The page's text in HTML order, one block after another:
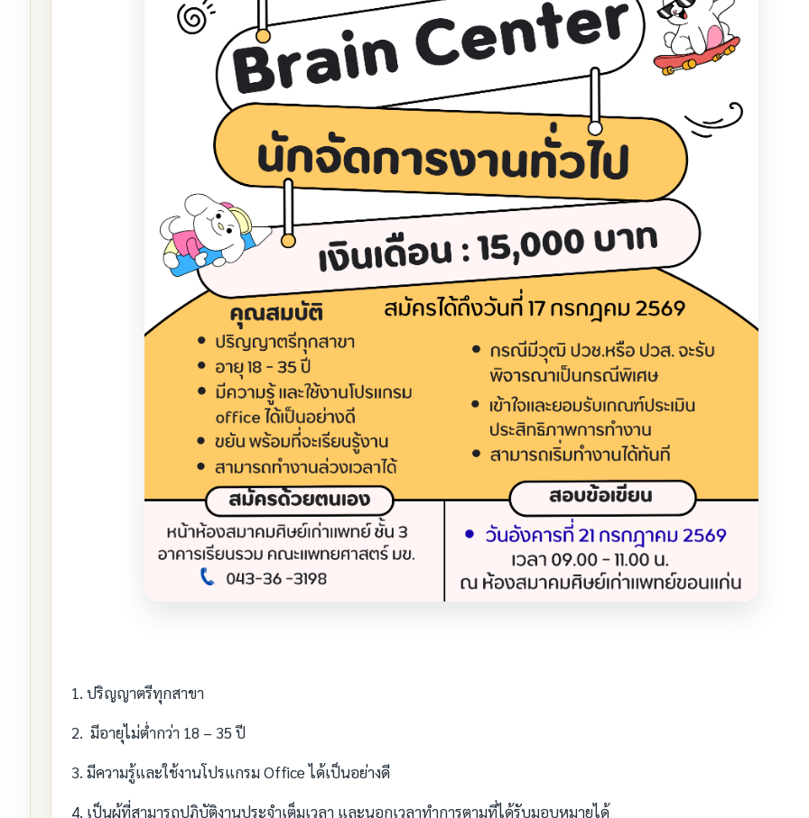
1. ปริญญาตรีทุกสาขา
2. มีอายุไม่ต่ำกว่า 18 – 35 ปี
3. มีความรู้และใช้งานโปรแกรม Office ได้เป็นอย่างดี
4. เป็นผู้ที่สามารถปฏิบัติงานประจำเต็มเวลา และนอกเวลาทำการตามที่ได้รับมอบหมายได้